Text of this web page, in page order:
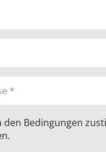
den Bedingungen